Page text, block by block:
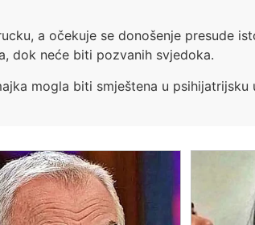
a očekuje se donošenje presude
dok neće biti pozvanih svjedoka.
mogla biti smještena u psihijatrijsku